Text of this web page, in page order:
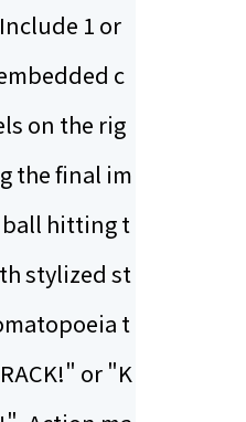
1 or
c
on the rig
the final im
ball hitting t
stylized st
t
or "K